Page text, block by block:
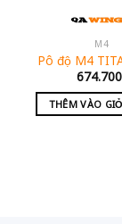
M4
Pô độ M4
674.700
THÊM VÀO